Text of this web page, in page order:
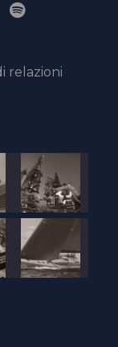
relazioni